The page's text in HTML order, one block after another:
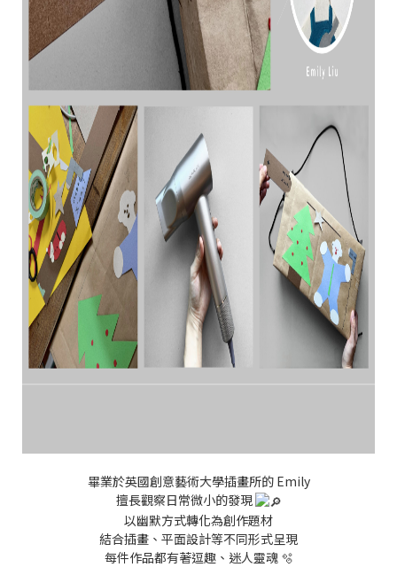
畢業於英國創意藝術大學插畫所的 Emily
擅長觀察日常微小的發現
以幽默方式轉化為創作題材
結合插畫、平面設計等不同形式呈現
每件作品都有著逗趣、迷人靈魂 🫧